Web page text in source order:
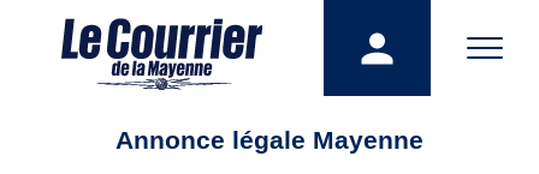
Annonce légale Mayenne